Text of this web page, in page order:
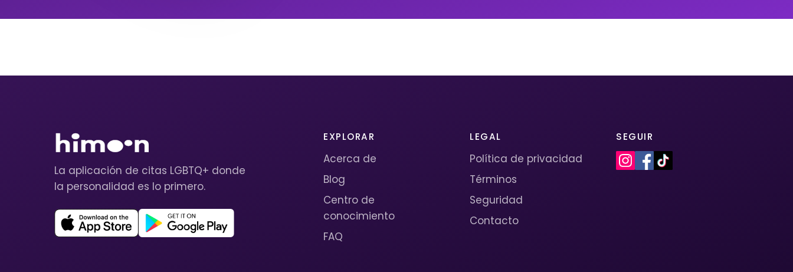
La aplicación de citas LGBTQ+ donde
la personalidad es lo primero.
EXPLORAR
Acerca de
Blog
Centro de
conocimiento
FAQ
LEGAL
Política de privacidad
Términos
Seguridad
Contacto
SEGUIR